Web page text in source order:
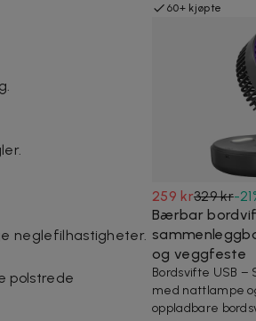
neglefilhastigheter.
polstrede
60+ kjøpte
259 kr329 kr-21
Bærbar
og veggfeste
Bordsvifte USB
med nattlampe
oppladbare